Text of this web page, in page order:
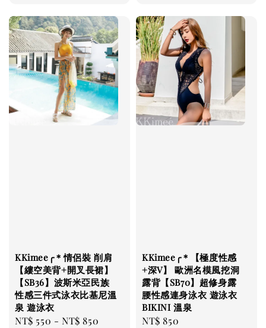
KKimee╭＊情侶裝 削肩
【縷空美背+開叉長裙】
【SB36】波斯米亞民族
性感三件式泳衣比基尼溫
泉 遊泳衣
Regular
NT$ 550 -NT$ 850
KKimee╭＊【極度性感
+深V】 歐洲名模風挖洞
露背【SB70】超修身露
腰性感連身泳衣 遊泳衣
BIKINI 溫泉
Regular
NT$ 850